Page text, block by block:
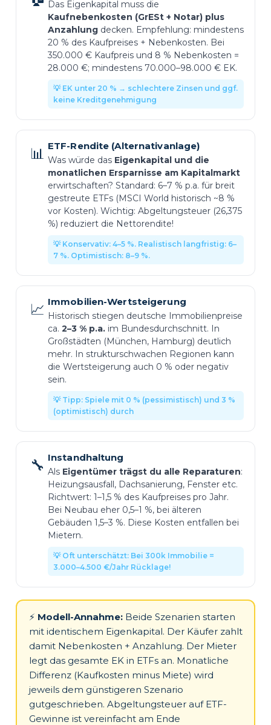
Das Eigenkapital muss die
Kaufnebenkosten (GrESt + Notar) plus
Anzahlung decken. Empfehlung: mindestens
20 % des Kaufpreises + Nebenkosten. Bei
350.000 € Kaufpreis und 8 % Nebenkosten =
28.000 €; mindestens 70.000–98.000 € EK.
💡 EK unter 20 % → schlechtere Zinsen und ggf.
keine Kreditgenehmigung
📊 ETF-Rendite (Alternativanlage)
Was würde das Eigenkapital und die
monatlichen Ersparnisse am Kapitalmarkt
erwirtschaften? Standard: 6–7 % p.a. für breit
gestreute ETFs (MSCI World historisch ~8 %
vor Kosten). Wichtig: Abgeltungsteuer (26,375
%) reduziert die Nettorendite!
💡 Konservativ: 4–5 %. Realistisch langfristig: 6–
7 %. Optimistisch: 8–9 %.
📈 Immobilien-Wertsteigerung
Historisch stiegen deutsche Immobilienpreise
ca. 2–3 % p.a. im Bundesdurchschnitt. In
Großstädten (München, Hamburg) deutlich
mehr. In strukturschwachen Regionen kann
die Wertsteigerung auch 0 % oder negativ
sein.
💡 Tipp: Spiele mit 0 % (pessimistisch) und 3 %
(optimistisch) durch
🔧 Instandhaltung
Als Eigentümer trägst du alle Reparaturen:
Heizungsausfall, Dachsanierung, Fenster etc.
Richtwert: 1–1,5 % des Kaufpreises pro Jahr.
Bei Neubau eher 0,5–1 %, bei älteren
Gebäuden 1,5–3 %. Diese Kosten entfallen bei
Mietern.
💡 Oft unterschätzt: Bei 300k Immobilie =
3.000–4.500 €/Jahr Rücklage!
⚡ Modell-Annahme:Beide Szenarien starten
mit identischem Eigenkapital. Der Käufer zahlt
damit Nebenkosten + Anzahlung. Der Mieter
legt das gesamte EK in ETFs an. Monatliche
Differenz (Kaufkosten minus Miete) wird
jeweils dem günstigeren Szenario
gutgeschrieben. Abgeltungsteuer auf ETF-
Gewinne ist vereinfacht am Ende